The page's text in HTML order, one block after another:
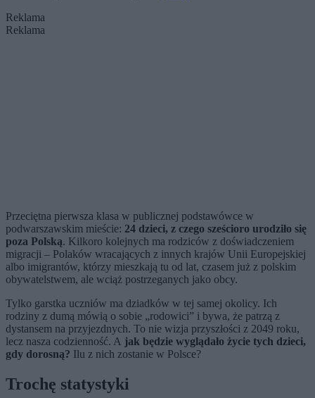
Reklama
Reklama
Przeciętna pierwsza klasa w publicznej podstawówce w
podwarszawskim mieście: 24 dzieci, z czego sześcioro urodziło się
poza Polską. Kilkoro kolejnych ma rodziców z doświadczeniem
migracji – Polaków wracających z innych krajów Unii Europejskiej
albo imigrantów, którzy mieszkają tu od lat, czasem już z polskim
obywatelstwem, ale wciąż postrzeganych jako obcy.
Tylko garstka uczniów ma dziadków w tej samej okolicy. Ich
rodziny z dumą mówią o sobie „rodowici” i bywa, że patrzą z
dystansem na przyjezdnych. To nie wizja przyszłości z 2049 roku,
lecz nasza codzienność. A jak będzie wyglądało życie tych dzieci,
gdy dorosną? Ilu z nich zostanie w Polsce?
Trochę statystyki